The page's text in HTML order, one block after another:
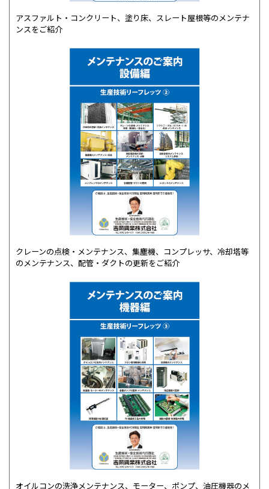
アスファルト・コンクリート、塗り床、スレート屋根等のメンテナ
ンスをご紹介
クレーンの点検・メンテナンス、集塵機、コンプレッサ、冷却塔等
のメンテナンス、配管・ダクトの更新をご紹介
オイルコンの洗浄メンテナンス、モーター、ポンプ、油圧機器のメ